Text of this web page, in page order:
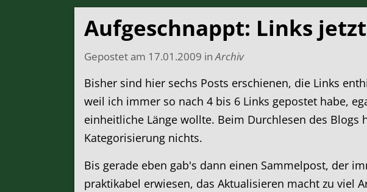
Aufgeschnappt: Links
Gepostet am 17.01.2009 inArchiv
Bisher sind hier sechs Posts erschienen, die Links
weil ich immer so nach 4 bis 6 Links gepostet habe,
einheitliche Länge wollte. Beim Durchlesen des
Kategorisierung nichts.
Bis gerade eben gab's dann einen Sammelpost, der
praktikabel erwiesen, das Aktualisieren macht zu viel